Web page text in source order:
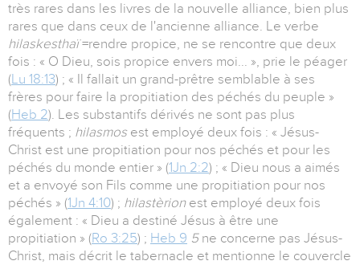
très rares dans les livres de la nouvelle alliance, bien plus
rares que dans ceux de l'ancienne alliance. Le verbe
hilaskesthaï=rendre propice, ne se rencontre que deux
fois : « O Dieu, sois propice envers moi... », prie le péager
(Lu 18:13) ; « Il fallait un grand-prêtre semblable à ses
frères pour faire la propitiation des péchés du peuple »
(Heb 2). Les substantifs dérivés ne sont pas plus
fréquents ; hilasmos est employé deux fois : « Jésus-
Christ est une propitiation pour nos péchés et pour les
péchés du monde entier » (1Jn 2:2) ; « Dieu nous a aimés
et a envoyé son Fils comme une propitiation pour nos
péchés » (1Jn 4:10) ; hilastèrionest employé deux fois
également : « Dieu a destiné Jésus à être une
propitiation » (Ro 3:25) ; Heb 9 5 ne concerne pas Jésus-
Christ, mais décrit le tabernacle et mentionne le couvercle